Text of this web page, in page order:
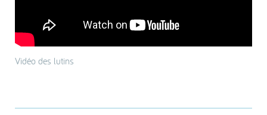
Vidéo des lutins